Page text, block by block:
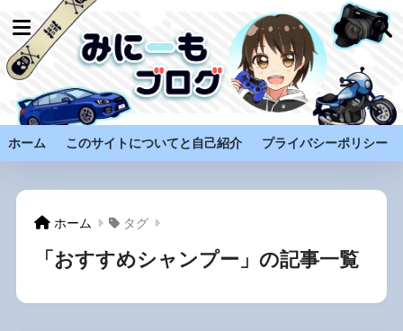
ホーム このサイトについてと自己紹介 プライバシーポリシー
ホーム タグ
「おすすめシャンプー」の記事一覧